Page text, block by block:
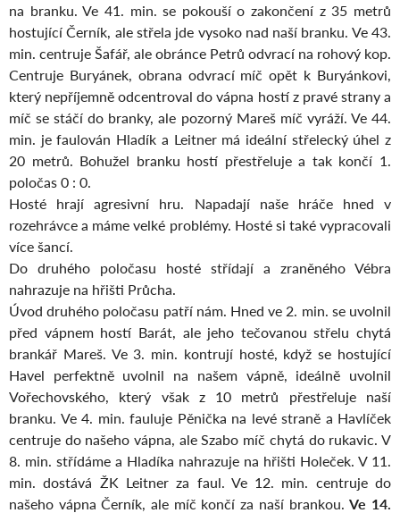
na branku. Ve 41. min. se pokouší o zakončení z 35 metrů
hostující Černík, ale střela jde vysoko nad naší branku. Ve 43.
min. centruje Šafář, ale obránce Petrů odvrací na rohový kop.
Centruje Buryánek, obrana odvrací míč opět k Buryánkovi,
který nepříjemně odcentroval do vápna hostí z pravé strany a
míč se stáčí do branky, ale pozorný Mareš míč vyráží. Ve 44.
min. je faulován Hladík a Leitner má ideální střelecký úhel z
20 metrů. Bohužel branku hostí přestřeluje a tak končí 1.
poločas 0 : 0.
Hosté hrají agresivní hru. Napadají naše hráče hned v
rozehrávce a máme velké problémy. Hosté si také vypracovali
více šancí.
Do druhého poločasu hosté střídají a zraněného Vébra
nahrazuje na hřišti Průcha.
Úvod druhého poločasu patří nám. Hned ve 2. min. se uvolnil
před vápnem hostí Barát, ale jeho tečovanou střelu chytá
brankář Mareš. Ve 3. min. kontrují hosté, když se hostující
Havel perfektně uvolnil na našem vápně, ideálně uvolnil
Vořechovského, který však z 10 metrů přestřeluje naší
branku. Ve 4. min. fauluje Pěnička na levé straně a Havlíček
centruje do našeho vápna, ale Szabo míč chytá do rukavic. V
8. min. střídáme a Hladíka nahrazuje na hřišti Holeček. V 11.
min. dostává ŽK Leitner za faul. Ve 12. min. centruje do
našeho vápna Černík, ale míč končí za naší brankou.Ve 14.